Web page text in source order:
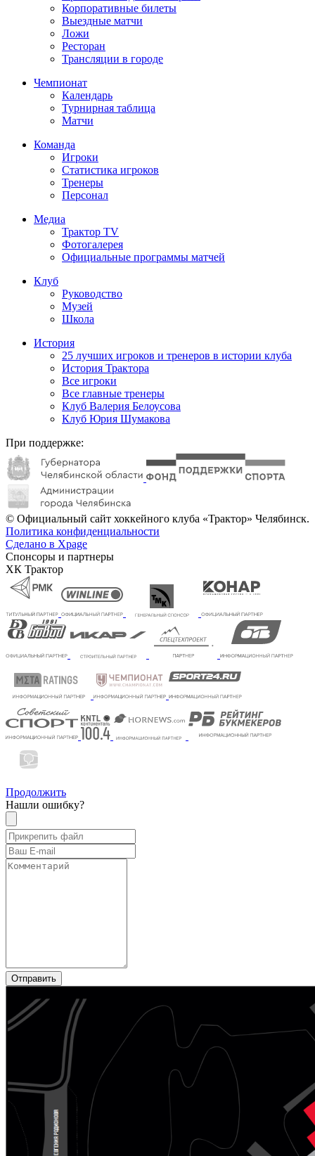
Корпоративные билеты
Выездные матчи
Ложи
Ресторан
Трансляции в городе
Чемпионат
Календарь
Турнирная таблица
Матчи
Команда
Игроки
Статистика игроков
Тренеры
Персонал
Медиа
Трактор TV
Фотогалерея
Официальные программы матчей
Клуб
Руководство
Музей
Школа
История
25 лучших игроков и тренеров в истории клуба
История Трактора
Все игроки
Все главные тренеры
Клуб Валерия Белоусова
Клуб Юрия Шумакова
При поддержке:
© Официальный сайт хоккейного клуба «Трактор» Челябинск.
Политика конфиденциальности
Сделано в Xpage
Спонсоры и партнеры
ХК Трактор
Продолжить
Нашли ошибку?